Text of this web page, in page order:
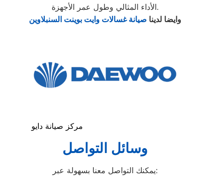
الأداء المثالي وطول عمر الأجهزة.
وايضا لدينا صيانة غسالات وايت بوينت السنبلاوين
مركز صيانة دايو
وسائل التواصل
يمكنك التواصل معنا بسهولة عبر: